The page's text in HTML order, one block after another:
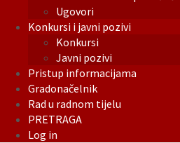
Ugovori
Konkursi i javni pozivi
Konkursi
Javni pozivi
Pristup informacijama
Gradonačelnik
Rad u radnom tijelu
PRETRAGA
Log in